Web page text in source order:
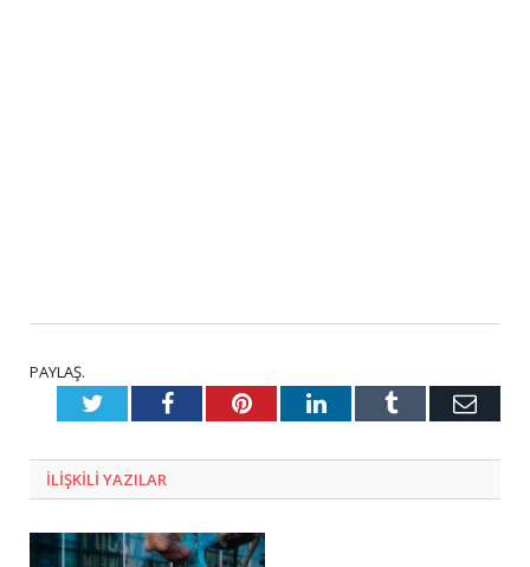
PAYLAŞ.
TwitterFacebookPinterestLinkedInTumblr E-
ILIŞKILI YAZILAR